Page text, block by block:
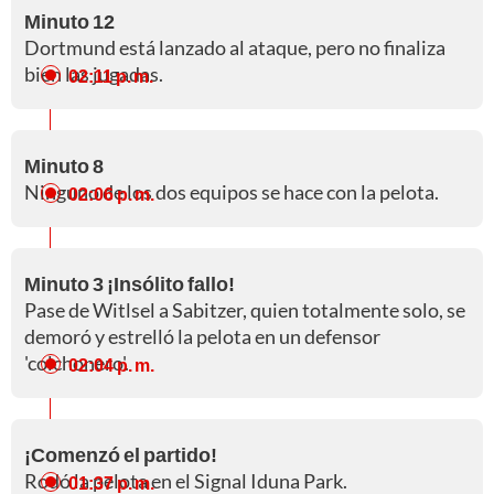
Minuto 12
Dortmund está lanzado al ataque, pero no finaliza
bien las jugadas.
02:11 p. m.
Minuto 8
Ninguno de los dos equipos se hace con la pelota.
02:06 p. m.
Minuto 3 ¡Insólito fallo!
Pase de Witlsel a Sabitzer, quien totalmente solo, se
demoró y estrelló la pelota en un defensor
'colchonero'.
02:04 p. m.
¡Comenzó el partido!
Rodó la pelota en el Signal Iduna Park.
01:37 p. m.